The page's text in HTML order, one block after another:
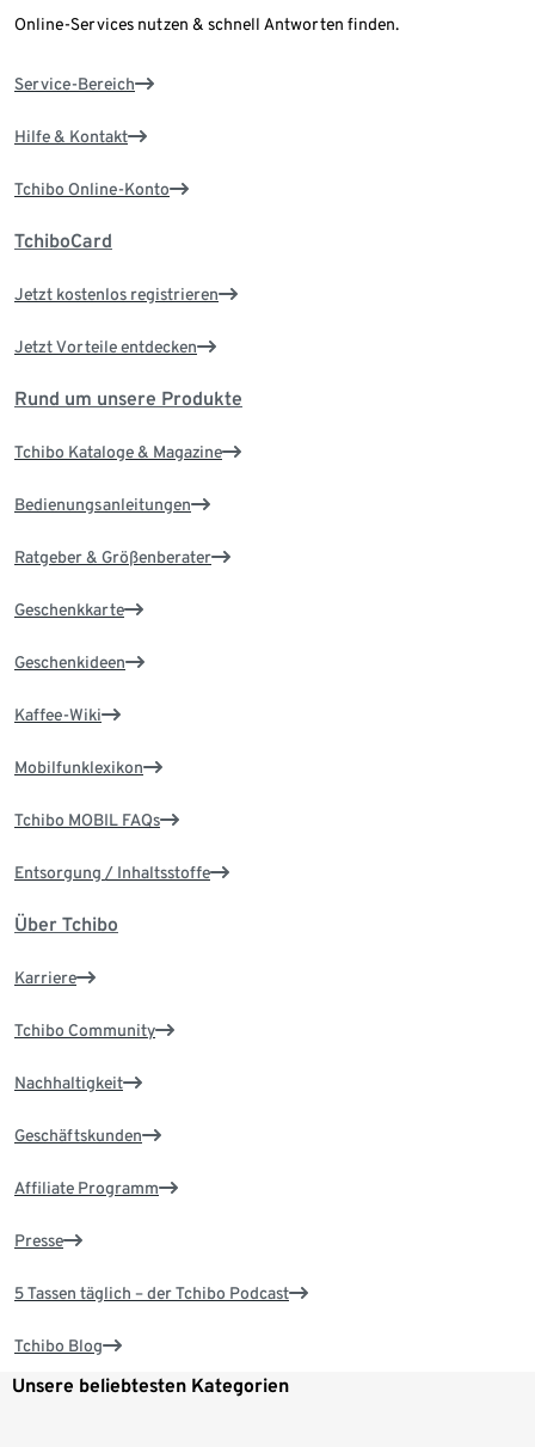
Online-Services nutzen & schnell Antworten finden.
Service-Bereich
Hilfe & Kontakt
Tchibo Online-Konto
TchiboCard
Jetzt kostenlos registrieren
Jetzt Vorteile entdecken
Rund um unsere Produkte
Tchibo Kataloge & Magazine
Bedienungsanleitungen
Ratgeber & Größenberater
Geschenkkarte
Geschenkideen
Kaffee-Wiki
Mobilfunklexikon
Tchibo MOBIL FAQs
Entsorgung / Inhaltsstoffe
Über Tchibo
Karriere
Tchibo Community
Nachhaltigkeit
Geschäftskunden
Affiliate Programm
Presse
5 Tassen täglich – der Tchibo Podcast
Tchibo Blog
Unsere beliebtesten Kategorien